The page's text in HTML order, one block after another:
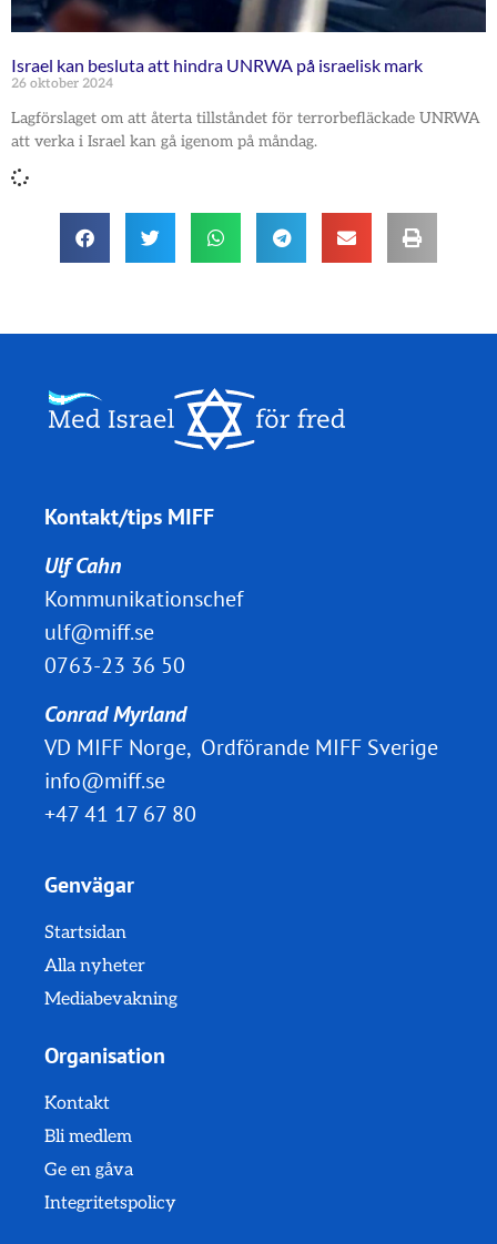
Israel kan besluta att hindra UNRWA på israelisk mark
26 oktober 2024
Lagförslaget om att återta tillståndet för terrorbefläckade UNRWA
att verka i Israel kan gå igenom på måndag.
Kontakt/tips MIFF
Ulf Cahn
Kommunikationschef
ulf@miff.se
0763-23 36 50
Conrad Myrland
VD MIFF Norge, Ordförande MIFF Sverige
info@miff.se
+47 41 17 67 80
Genvägar
Startsidan
Alla nyheter
Mediabevakning
Organisation
Kontakt
Bli medlem
Ge en gåva
Integritetspolicy